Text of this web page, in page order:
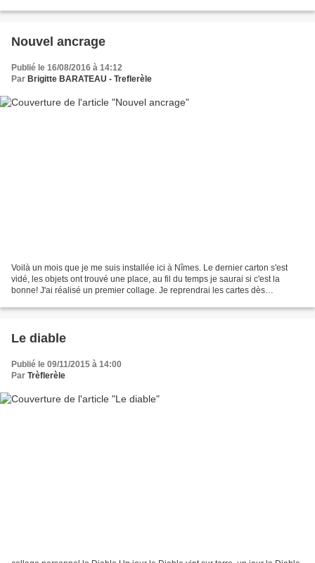
Nouvel ancrage
Publié le 16/08/2016 à 14:12
Par Brigitte BARATEAU - Treflerèle
Voilà un mois que je me suis installée ici à Nîmes. Le dernier carton s'est
vidé, les objets ont trouvé une place, au fil du temps je saurai si c'est la
bonne! J'ai réalisé un premier collage. Je reprendrai les cartes dès
Le diable
Publié le 09/11/2015 à 14:00
Par Trèflerèle